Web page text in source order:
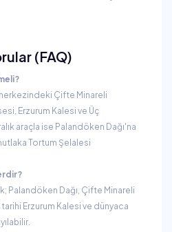
(FAQ)
Çifte Minareli
Erzurum Kalesi ve Üç
araçla ise Palandöken Dağı'na
Tortum Şelalesi
Palandöken Dağı, Çifte Minareli
Erzurum Kalesi ve dünyaca